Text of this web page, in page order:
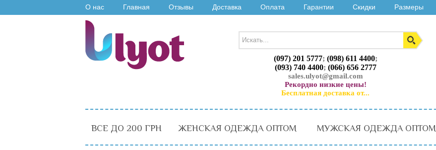
О нас Главная Отзывы Доставка Оплата Гарантии Скидки Размеры
(097) 201 5777; (098) 611 4400;
(093) 740 4400; (066) 656 2777
sales.ulyot@gmail.com
Рекордно низкие цены!
Бесплатная доставка от...
ВСЕ ДО 200 ГРН ЖЕНСКАЯ ОДЕЖДА ОПТОМ МУЖСКАЯ ОДЕЖДА ОПТОМ